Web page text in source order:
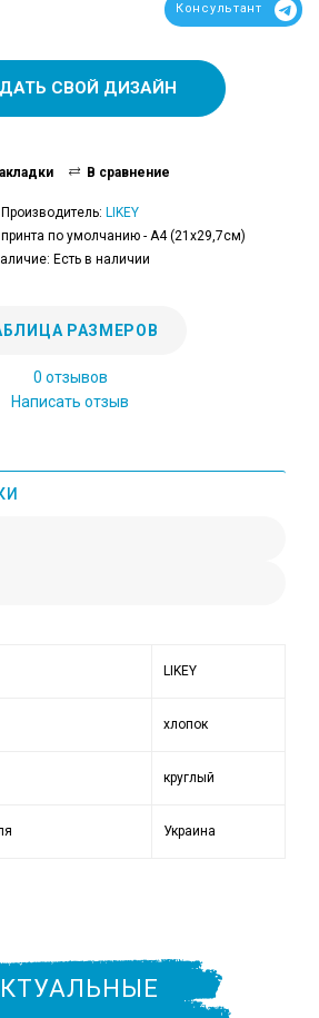
Консультант
СВОЙ ДИЗАЙН
В сравнение
Производитель: LIKEY
по умолчанию - А4 (21x29,7см)
Есть в наличии
РАЗМЕРОВ
0 отзывов
Написать отзыв
LIKEY
хлопок
круглый
Украина